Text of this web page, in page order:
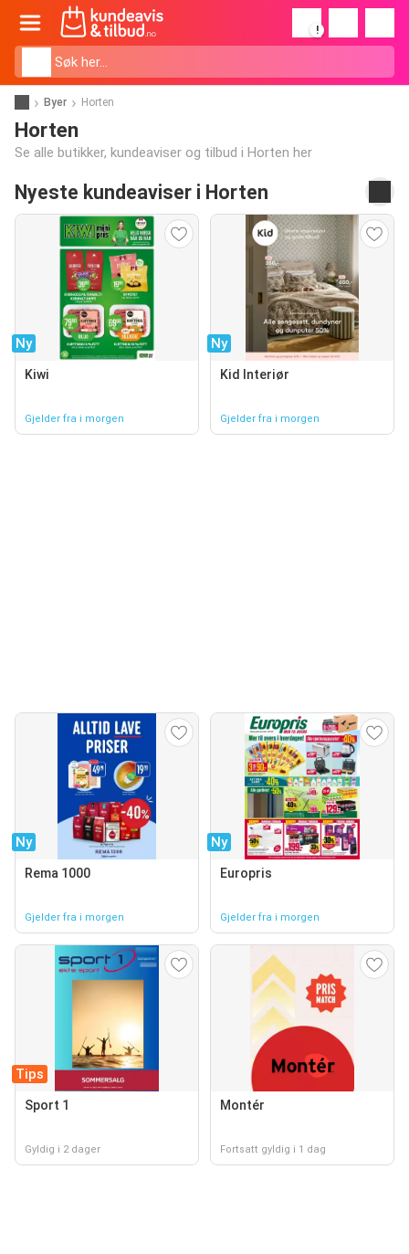
!
Byer Horten
Horten
Se alle butikker, kundeaviser og tilbud i Horten her
Nyeste kundeaviser i Horten
Ny
Kiwi
Gjelder fra i morgen
Ny
Kid Interiør
Gjelder fra i morgen
Ny
Rema 1000
Gjelder fra i morgen
Ny
Europris
Gjelder fra i morgen
Tips
Sport 1
Gyldig i 2 dager
Montér
Fortsatt gyldig i 1 dag